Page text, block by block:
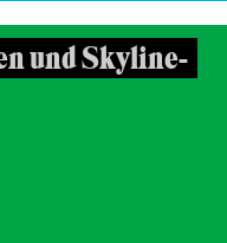
und Skyline-